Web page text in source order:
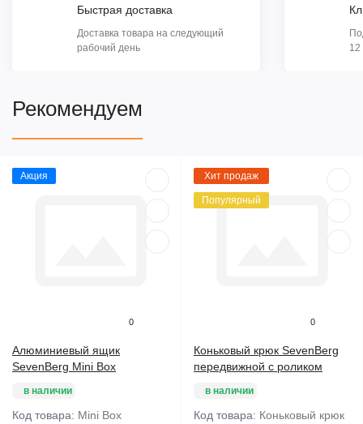
Быстрая доставка
Доставка товара на следующий
рабочий день
12
Рекомендуем
Акция
0
Алюминиевый ящик
SevenBerg Mini Box
в наличии
Код товара: Mini Box
Хит продаж
Популярный
0
Коньковый крюк SevenBerg
передвижной с роликом
в наличии
Код товара: Коньковый крюк